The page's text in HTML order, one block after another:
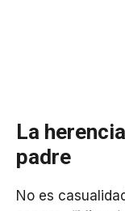
La
padre
No es